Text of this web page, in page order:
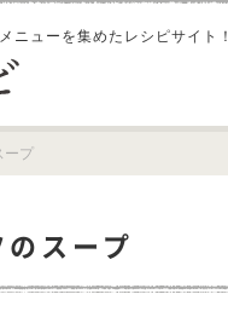
ニューを集めたレシピサイト！
ープ
スープ